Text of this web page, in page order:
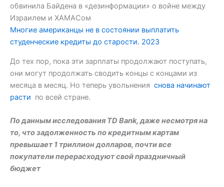
Многие американцы не в состоянии выплатить
студенческие кредиты до старости. 2023
До тех пор, пока эти зарплаты продолжают поступать,
они могут продолжать сводить концы с концами из
месяца в месяц. Но теперь увольнения снова начинают
расти по всей стране.
По данным исследования TD Bank, даже несмотря на
то, что задолженность по кредитным картам
превышает 1 триллион долларов, почти все
покупатели перерасходуют свой праздничный
бюджет